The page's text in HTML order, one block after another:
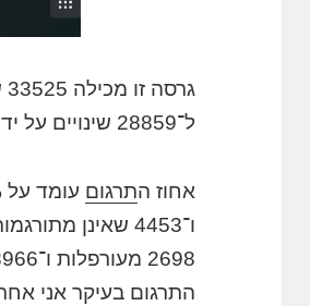
ל־28859 שינויים על ידי 871 תורמים ב־3.14.
אחוז התרגום
התרגום בעיקר אני